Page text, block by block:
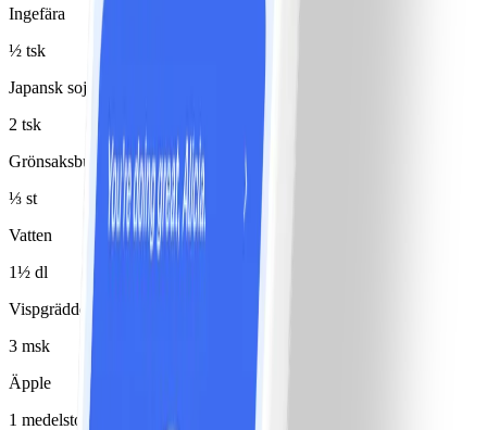
Ingefära
½ tsk
Japansk soja
2 tsk
Grönsaksbuljongtärning
⅓ st
Vatten
1½ dl
Vispgrädde 40% ovispad
3 msk
Äpple
1 medelstor(t)/medelstora